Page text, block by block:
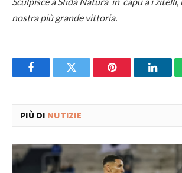
nostra più grande vittoria.
FacebookTwitter Pinterest
PIÙ DI NUTIZIE